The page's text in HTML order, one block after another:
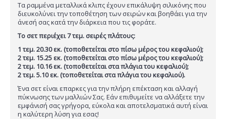
Τα ραμμένα μεταλλικά κλιπς έχουν επικάλυψη σιλικόνης που
διευκολύνει την τοποθέτηση των σειρών και βοηθάει για την
άνεσή σας κατά την διάρκεια που τις φοράτε.
Το σετ περιέχει 7 τεμ. σειρές πλάτους:
1 τεμ. 20.30 εκ. (τοποθετείται στο πίσω μέρος του κεφαλιού);
2 τεμ. 15.25 εκ. (τοποθετείται στο πίσω μέρος του κεφαλιού);
2 τεμ. 10.16 εκ. (τοποθετείται στα πλάγια του κεφαλιού);
2 τεμ. 5.10 εκ. (τοποθετείται στα πλάγια του κεφαλιού).
Ένα σετ είναι επαρκες για την πλήρη επέκταση και αλλαγή
πύκνωσης των μαλλιών Σας. Εάν επιθυμείτε να αλλάξετε την
εμφάνισή σας γρήγορα, εύκολα και αποτελσματικά αυτή είναι
η καλύτερη λύση για εσας!